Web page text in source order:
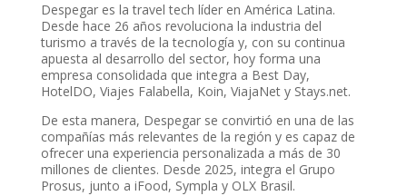
Despegar es la travel tech líder en América Latina.
Desde hace 26 años revoluciona la industria del
turismo a través de la tecnología y, con su continua
apuesta al desarrollo del sector, hoy forma una
empresa consolidada que integra a Best Day,
HotelDO, Viajes Falabella, Koin, ViajaNet y Stays.net.
De esta manera, Despegar se convirtió en una de las
compañías más relevantes de la región y es capaz de
ofrecer una experiencia personalizada a más de 30
millones de clientes. Desde 2025, integra el Grupo
Prosus, junto a iFood, Sympla y OLX Brasil.